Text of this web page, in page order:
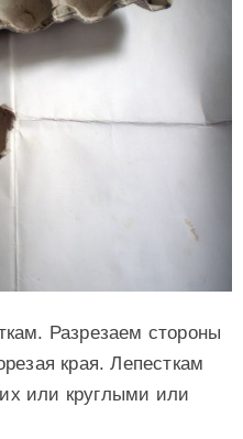
Разрезаем стороны
края. Лепесткам
или круглыми или